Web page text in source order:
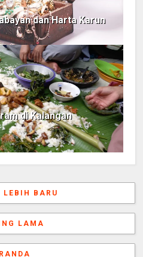
dan Harta Karun
di Kalangan
LEBIH BARU
LAMA